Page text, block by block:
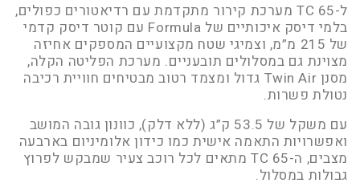
ל-TC 65 מערכת קירור מתקדמת עם רדיאטורים כפולים,
בלמי דיסק איכותיים של Formula עם קוטר דיסק קדמי
של 215 מ”מ, וצמיגי שטח מקצועיים המספקים אחיזה
מצוינת גם במסלולים תובעניים. מערכת הפליטה הקלה,
מסנן Twin Air גדול ומצמד רטוב מבטיחים חוויית רכיבה
נטולת פשרות.
עם משקל של 53.5 ק”ג (ללא דלק), כוונון גובה המושב
ואפשרויות התאמה אישית כמו כידון אלומיניום בארבעה
מצבים, ה-TC 65 מתאים לכל רוכב צעיר שמבקש לפרוץ
גבולות במסלול.